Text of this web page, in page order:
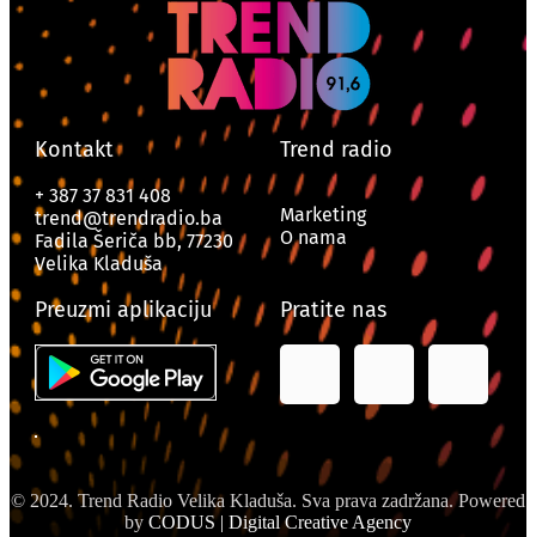
Kontakt
+ 387 37 831 408
trend@trendradio.ba
Fadila Šeriča bb, 77230
Velika Kladuša
Trend radio
Marketing
O nama
Preuzmi aplikaciju Pratite nas
© 2024. Trend Radio Velika Kladuša. Sva prava zadržana. Powered
by CODUS | Digital Creative Agency